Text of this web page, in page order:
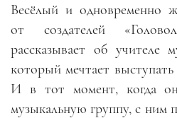
Весёлый и одновременно
от создателей
рассказывает об учителе
который мечтает
И в тот момент, когда
музыкальную группу, с ним